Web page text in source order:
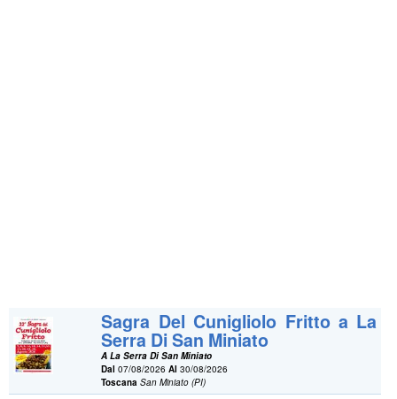
Sagra Del Cunigliolo Fritto a La
Serra Di San Miniato
A La Serra Di San Miniato
Dal 07/08/2026Al 30/08/2026
Toscana San Miniato (PI)